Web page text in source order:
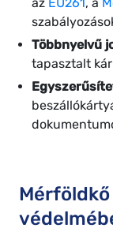
Többnyelvű
tapasztalt